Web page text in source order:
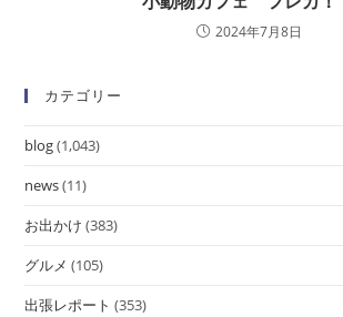
2024年7月8日
カテゴリー
blog(1,043)
news(11)
お出かけ (383)
グルメ (105)
出張レポート (353)